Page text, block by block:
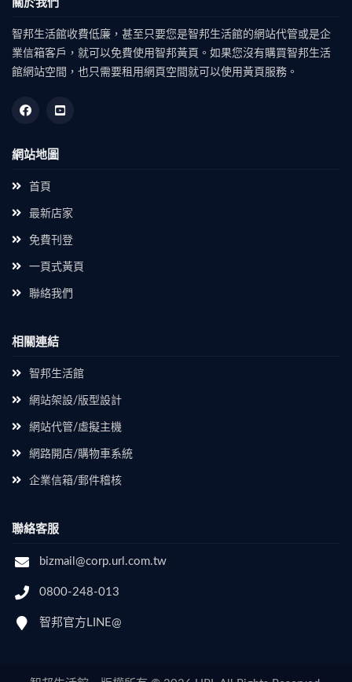
關於我們
智邦生活館收費低廉，甚至只要您是智邦生活館的網站代管或是企
業信箱客戶，就可以免費使用智邦黃頁。如果您沒有購買智邦生活
館網站空間，也只需要租用網頁空間就可以使用黃頁服務。
網站地圖
首頁
最新店家
免費刊登
一頁式黃頁
聯絡我們
相關連結
智邦生活館
網站架設/版型設計
網站代管/虛擬主機
網路開店/購物車系統
企業信箱/郵件稽核
聯絡客服
bizmail@corp.url.com.tw
0800-248-013
智邦官方LINE@